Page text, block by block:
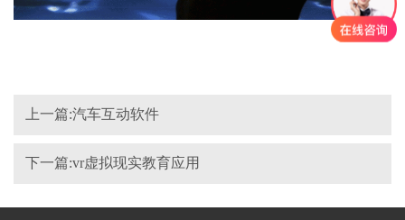
上一篇:汽车互动软件
下一篇:vr虚拟现实教育应用